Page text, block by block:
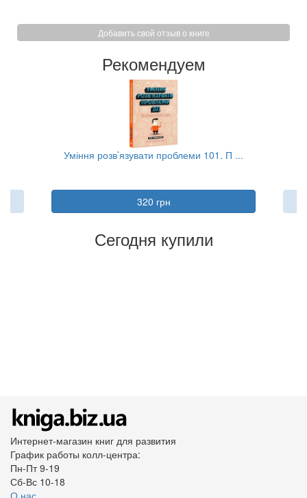
Добавить свой отзыв о книге
Рекомендуем
Уміння розв’язувати проблеми 101. П ...
320 грн
Сегодня купили
Интернет-магазин книг для развития
График работы колл-центра:
Пн-Пт 9-19
Сб-Вс 10-18
О нас